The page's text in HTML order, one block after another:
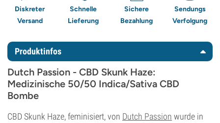
Diskreter
Versand
Schnelle
Lieferung
Sichere
Bezahlung
Sendungs
Verfolgung
Produktinfos
Dutch Passion - CBD Skunk Haze:
Medizinische 50/50 Indica/Sativa CBD
Bombe
CBD Skunk Haze, feminisiert, von Dutch Passion wurde in